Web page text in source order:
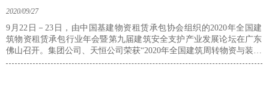
2020/09/27
9月22日－23日，由中国基建物资租赁承包协会组织的2020年全国建
筑物资租赁承包行业年会暨第九届建筑安全支护产业发展论坛在广东
佛山召开。集团公司、天恒公司荣获“2020年全国建筑周转物资与装备
产业质量服务品牌企业”“最具社会责任感优秀企业”“2020年全国建筑